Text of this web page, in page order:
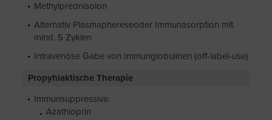
Methylprednisolon
Alternativ Plasmaphereseoder Immunasorption mit
mind. 5 Zyklen
Intravenöse Gabe von Immunglobulinen (off-label-use)
Propyhlaktische Therapie
Immunsuppressiva:
Azathioprin